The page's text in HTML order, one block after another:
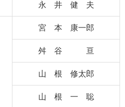
永 井 健 夫
宮 本 康一郎
舛 谷 亘
山 根 修太郎
山 根 一 聡